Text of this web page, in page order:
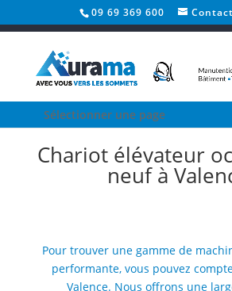
09 69 369 600
Sélectionner une page
AURAMA
Chariot élévateur
neuf à
Pour trouver une gamme de
performante, vous pouvez
Valence. Nous offrons une